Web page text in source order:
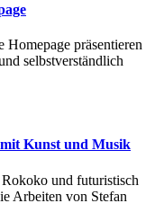
Homepage präsentieren
selbstverständlich
Kunst und Musik
und futuristisch
Arbeiten von Stefan